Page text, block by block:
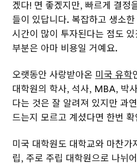
겠다! 면 좋겠지만, 빠르게 결정
들이 있답니다. 복잡하고 생소
시간이 많이 투자된다는 점도
부분은 아마 비용일 거예요.
오랫동안 사랑받아온 미국 유학
대학원의 학사, 석사, MBA, 박
다는 것은 잘 알려져 있지만 과
드는지 모르고 계셨다면 한번
미국 대학원도 대학교와 마찬가
립, 주로 주립 대학원으로 나뉘